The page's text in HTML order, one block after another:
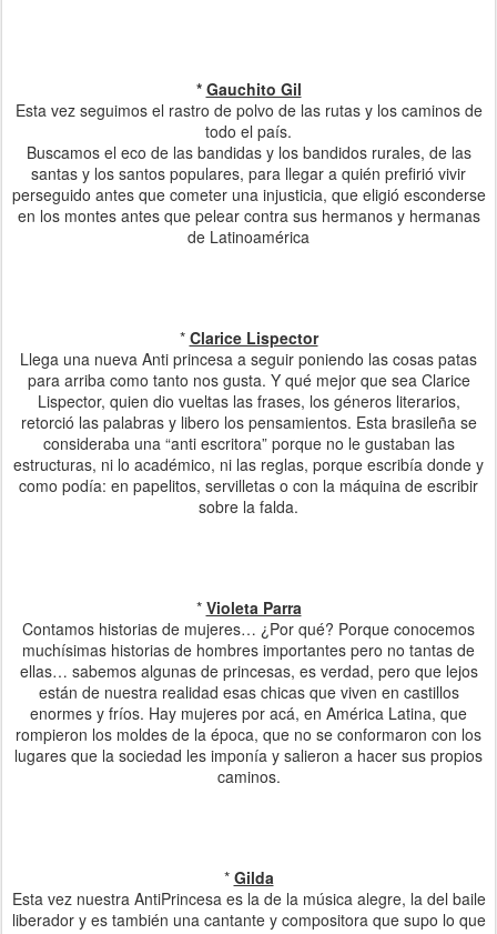
* Gauchito Gil
Esta vez seguimos el rastro de polvo de las rutas y los caminos de
todo el país.
Buscamos el eco de las bandidas y los bandidos rurales, de las
santas y los santos populares, para llegar a quién prefirió vivir
perseguido antes que cometer una injusticia, que eligió esconderse
en los montes antes que pelear contra sus hermanos y hermanas
de Latinoamérica
* Clarice Lispector
Llega una nueva Anti princesa a seguir poniendo las cosas patas
para arriba como tanto nos gusta. Y qué mejor que sea Clarice
Lispector, quien dio vueltas las frases, los géneros literarios,
retorció las palabras y libero los pensamientos. Esta brasileña se
consideraba una “anti escritora” porque no le gustaban las
estructuras, ni lo académico, ni las reglas, porque escribía donde y
como podía: en papelitos, servilletas o con la máquina de escribir
sobre la falda.
* Violeta Parra
Contamos historias de mujeres… ¿Por qué? Porque conocemos
muchísimas historias de hombres importantes pero no tantas de
ellas… sabemos algunas de princesas, es verdad, pero que lejos
están de nuestra realidad esas chicas que viven en castillos
enormes y fríos. Hay mujeres por acá, en América Latina, que
rompieron los moldes de la época, que no se conformaron con los
lugares que la sociedad les imponía y salieron a hacer sus propios
caminos.
* Gilda
Esta vez nuestra AntiPrincesa es la de la música alegre, la del baile
liberador y es también una cantante y compositora que supo lo que